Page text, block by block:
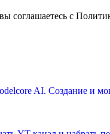
соглашаетесь с